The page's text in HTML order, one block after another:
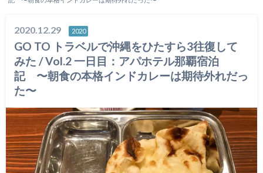
2020.12.29 2020
GO TO トラベルで沖縄をひたすら3往復して
みた / Vol.2 一日目：アパホテル那覇宿泊
記 〜朝食の本格インドカレーは期待外れだっ
た〜